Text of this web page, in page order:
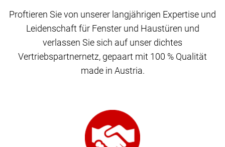
Proftieren Sie von unserer langjährigen Expertise und
Leidenschaft für Fenster und Haustüren und
verlassen Sie sich auf unser dichtes
Vertriebspartnernetz, gepaart mit 100 % Qualität
made in Austria.